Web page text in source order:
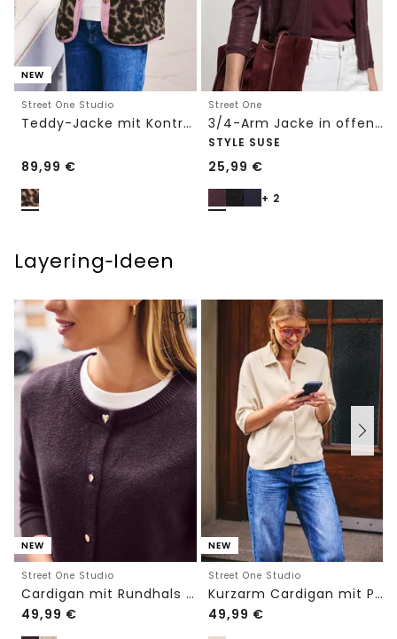
NEW
Street One Studio
Teddy-Jacke mit Kontrastdetail
89,99 €
Street One
3/4-Arm Jacke in offener Passform
STYLE SUSE
25,99 €
+ 2
Layering‑Ideen
NEW
Street One Studio
Cardigan mit Rundhals und Knöpfen
49,99 €
NEW
Street One Studio
Kurzarm Cardigan mit Polokragen
49,99 €